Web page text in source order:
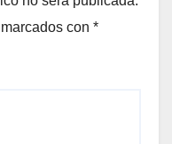
con *